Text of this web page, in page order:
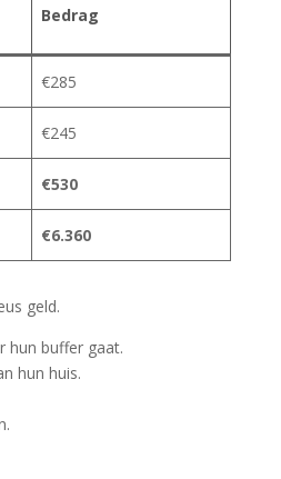
Bedrag
€285
€245
€530
€6.360
geld.
hun buffer gaat.
hun huis.